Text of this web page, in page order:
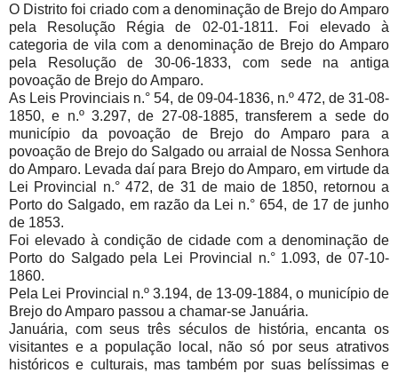
O Distrito foi criado com a denominação de Brejo do Amparo
pela Resolução Régia de 02-01-1811. Foi elevado à
categoria de vila com a denominação de Brejo do Amparo
pela Resolução de 30-06-1833, com sede na antiga
povoação de Brejo do Amparo.
As Leis Provinciais n.° 54, de 09-04-1836, n.º 472, de 31-08-
1850, e n.º 3.297, de 27-08-1885, transferem a sede do
município da povoação de Brejo do Amparo para a
povoação de Brejo do Salgado ou arraial de Nossa Senhora
do Amparo. Levada daí para Brejo do Amparo, em virtude da
Lei Provincial n.° 472, de 31 de maio de 1850, retornou a
Porto do Salgado, em razão da Lei n.° 654, de 17 de junho
de 1853.
Foi elevado à condição de cidade com a denominação de
Porto do Salgado pela Lei Provincial n.° 1.093, de 07-10-
1860.
Pela Lei Provincial n.º 3.194, de 13-09-1884, o município de
Brejo do Amparo passou a chamar-se Januária.
Januária, com seus três séculos de história, encanta os
visitantes e a população local, não só por seus atrativos
históricos e culturais, mas também por suas belíssimas e